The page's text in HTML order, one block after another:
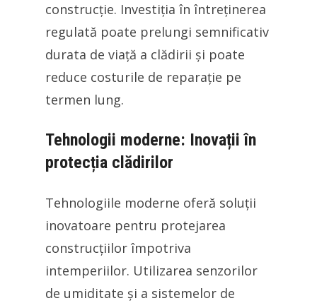
construcție. Investiția în întreținerea
regulată poate prelungi semnificativ
durata de viață a clădirii și poate
reduce costurile de reparație pe
termen lung.
Tehnologii moderne: Inovații în
protecția clădirilor
Tehnologiile moderne oferă soluții
inovatoare pentru protejarea
construcțiilor împotriva
intemperiilor. Utilizarea senzorilor
de umiditate și a sistemelor de